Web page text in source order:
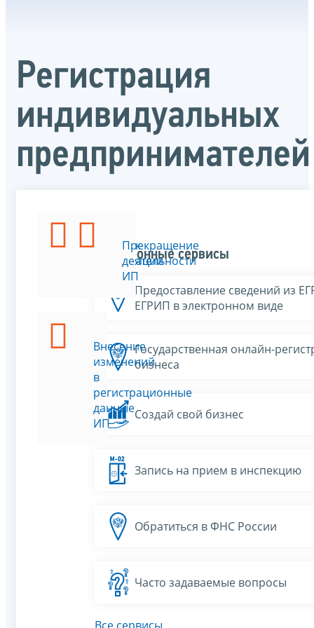
Регистрация
индивидуальных
предпринимателей
Порядок
регистрации
Внесение
изменений
в
регистрационные
данные
ИП
Прекращение
деятельности
ИП
Электронные сервисы
Предоставление сведений из
ЕГРИП в электронном виде
Государственная онлайн-
бизнеса
Создай свой бизнес
Запись на прием в инспекцию
Обратиться в ФНС России
Часто задаваемые вопросы